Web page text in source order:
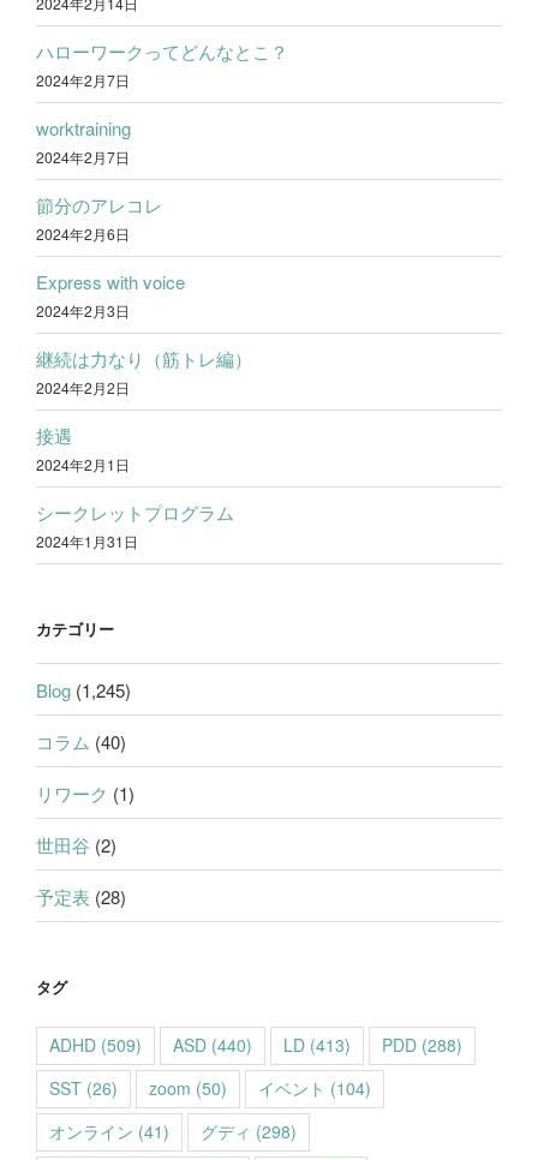
ハローワークってどんなとこ？
2024年2月7日
worktraining
2024年2月7日
節分のアレコレ
2024年2月6日
Express with voice
2024年2月3日
継続は力なり（筋トレ編）
2024年2月2日
接遇
2024年2月1日
シークレットプログラム
2024年1月31日
カテゴリー
Blog (1,245)
コラム (40)
リワーク (1)
世田谷 (2)
予定表 (28)
タグ
ADHD (509) ASD (440) LD (413) PDD (288)
SST (26) zoom (50) イベント (104)
オンライン (41) グディ (298)